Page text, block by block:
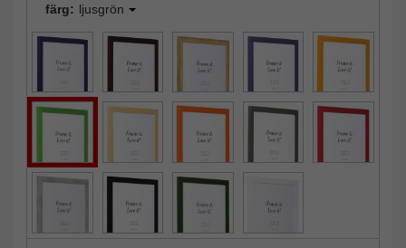
färg: ljusgrön